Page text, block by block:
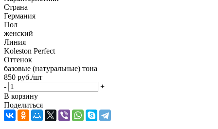
Страна
Германия
Пол
женский
Линия
Koleston Perfect
Оттенок
базовые (натуральные) тона
850 руб./шт
-
+
В корзину
Поделиться